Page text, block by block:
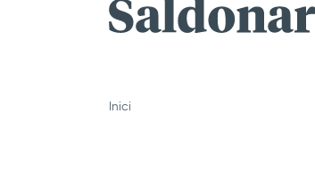
Saldonar
Inici